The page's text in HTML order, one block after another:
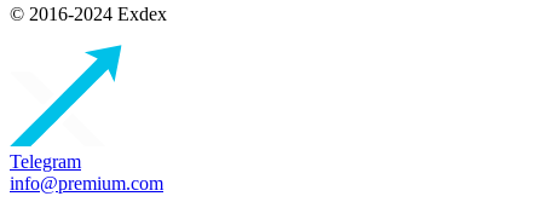
© 2016-2024 Exdex
Telegram
info@premium.com